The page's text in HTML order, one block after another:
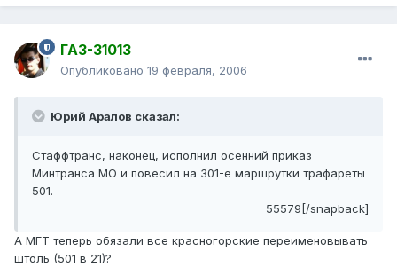
ГАЗ-31013
Опубликовано 19 февраля, 2006
Юрий Аралов сказал:
Стаффтранс, наконец, исполнил осенний приказ
Минтранса МО и повесил на 301-е маршрутки трафареты
501.
55579[/snapback]
А МГТ теперь обязали все красногорские переименовывать
штоль (501 в 21)?